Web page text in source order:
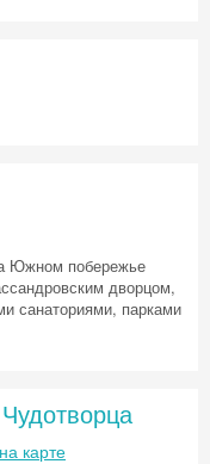
Южном побережье
дворцом,
санаториями, парками
на карте
и получи